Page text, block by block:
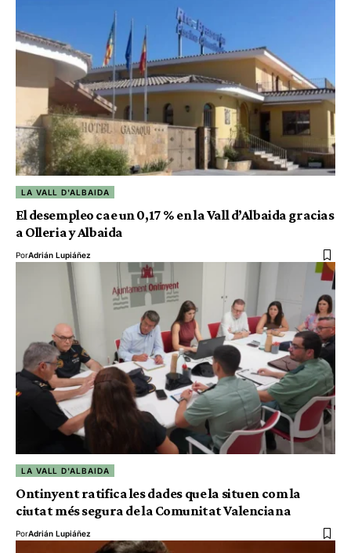
LA VALL D'ALBAIDA
El desempleo cae un 0,17 % en la Vall d’Albaida gracias
a Olleria y Albaida
PorAdrián Lupiáñez
LA VALL D'ALBAIDA
Ontinyent ratifica les dades que la situen com la
ciutat més segura de la Comunitat Valenciana
PorAdrián Lupiáñez